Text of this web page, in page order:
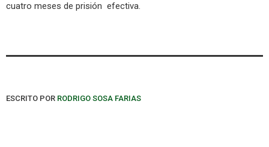
cuatro meses de prisión efectiva.
ESCRITO POR RODRIGO SOSA FARIAS